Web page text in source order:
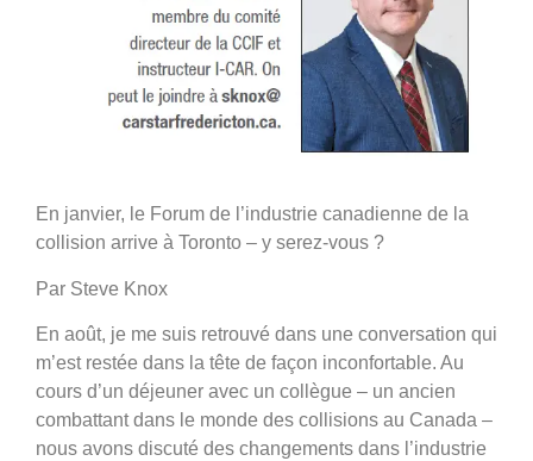
En janvier, le Forum de l’industrie canadienne de la
collision arrive à Toronto – y serez-vous ?
Par Steve Knox
En août, je me suis retrouvé dans une conversation qui
m’est restée dans la tête de façon inconfortable. Au
cours d’un déjeuner avec un collègue – un ancien
combattant dans le monde des collisions au Canada –
nous avons discuté des changements dans l’industrie